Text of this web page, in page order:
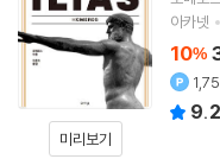
미리보기
아카넷
10%
9.2